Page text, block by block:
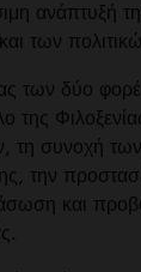
ανάπτυξή
των
των δύο
της
τη συνοχή
την
και